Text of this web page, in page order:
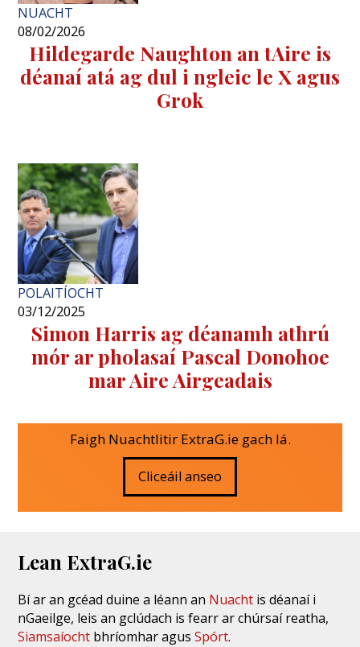
NUACHT
08/02/2026
Hildegarde Naughton an tAire is
déanaí atá ag dul i ngleic le X agus
Grok
POLAITÍOCHT
03/12/2025
Simon Harris ag déanamh athrú
mór ar pholasaí Pascal Donohoe
mar Aire Airgeadais
Faigh Nuachtlitir ExtraG.ie gach lá.
Cliceáil anseo
Lean ExtraG.ie
Bí ar an gcéad duine a léann an Nuacht is déanaí i
nGaeilge, leis an gclúdach is fearr ar chúrsaí reatha,
Siamsaíocht bhríomhar agusSpórt.